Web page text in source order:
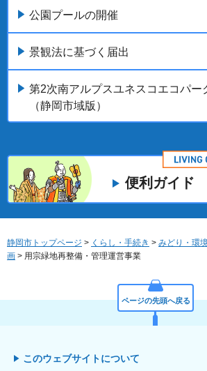
公園プールの開催
景観法に基づく届出
第2次南アルプスユネスコエコパー
（静岡市域版）
便利ガイド
静岡市トップページ > くらし・手続き > みどり・環
画 > 用宗緑地再整備・管理運営事業
ページの先頭へ戻る
このウェブサイトについて